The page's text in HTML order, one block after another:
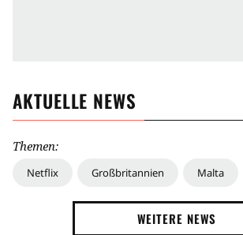
AKTUELLE NEWS
Themen:
Netflix Großbritannien Malta
WEITERE NEWS